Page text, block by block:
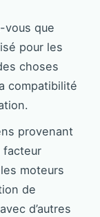
vous que
pour les
choses
compatibilité
provenant
facteur
moteurs
de
d’autres